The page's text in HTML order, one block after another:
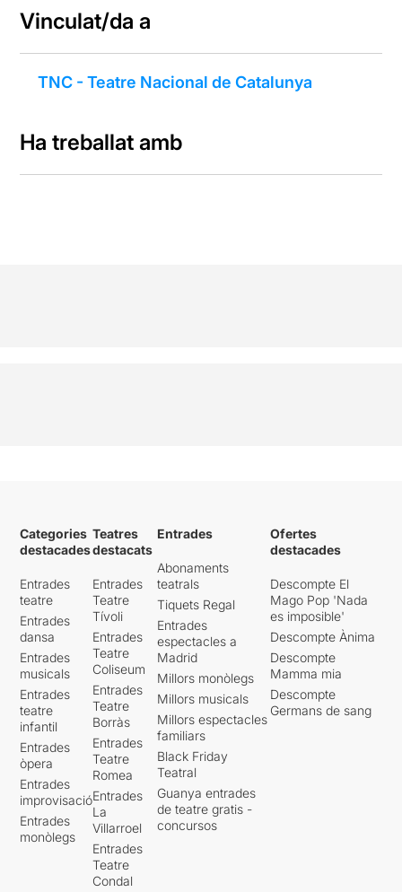
Vinculat/da a
TNC - Teatre Nacional de Catalunya
Ha treballat amb
Categories
destacades
Entrades
teatre
Entrades
dansa
Entrades
musicals
Entrades
teatre
infantil
Entrades
òpera
Entrades
improvisació
Entrades
monòlegs
Teatres
destacats
Entrades
Teatre
Tívoli
Entrades
Teatre
Coliseum
Entrades
Teatre
Borràs
Entrades
Teatre
Romea
Entrades
La
Villarroel
Entrades
Teatre
Condal
Entrades
Abonaments
teatrals
Tiquets Regal
Entrades
espectacles a
Madrid
Millors monòlegs
Millors musicals
Millors espectacles
familiars
Black Friday
Teatral
Guanya entrades
de teatre gratis -
concursos
Ofertes
destacades
Descompte El
Mago Pop 'Nada
es imposible'
Descompte Ànima
Descompte
Mamma mia
Descompte
Germans de sang